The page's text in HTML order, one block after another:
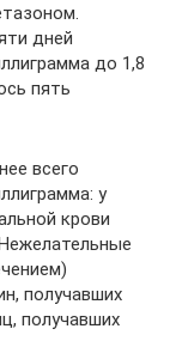
дней
до 1,8
пять
всего
у
крови
получавших
получавших